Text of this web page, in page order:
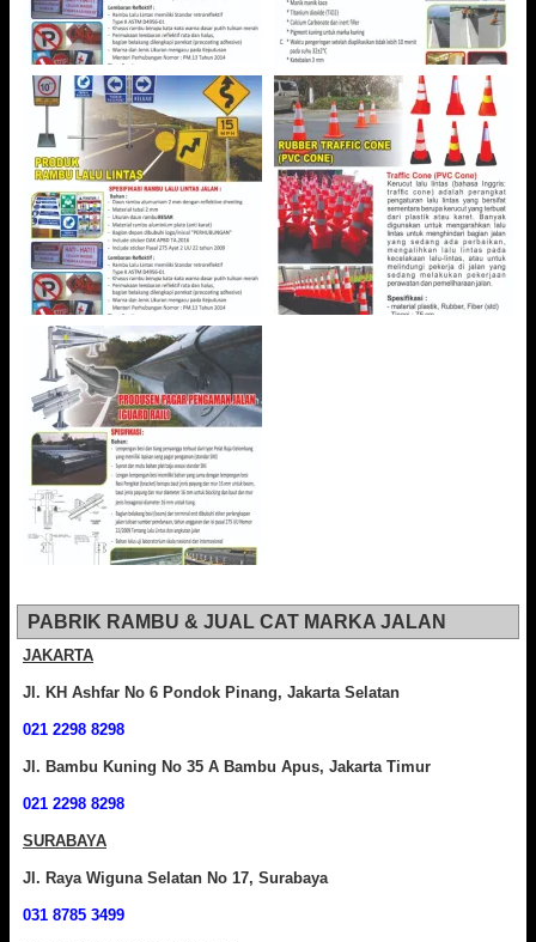
PABRIK RAMBU & JUAL CAT MARKA JALAN
JAKARTA
Jl. KH Ashfar No 6 Pondok Pinang, Jakarta Selatan
021 2298 8298
Jl. Bambu Kuning No 35 A Bambu Apus, Jakarta Timur
021 2298 8298
SURABAYA
Jl. Raya Wiguna Selatan No 17, Surabaya
031 8785 3499